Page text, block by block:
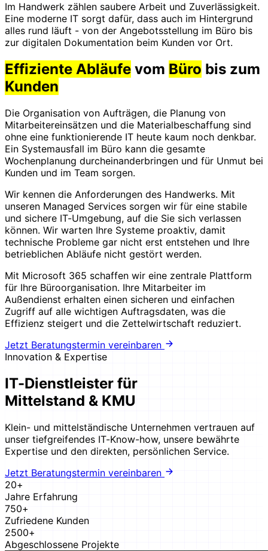
Im Handwerk zählen saubere Arbeit und Zuverlässigkeit.
Eine moderne IT sorgt dafür, dass auch im Hintergrund
alles rund läuft - von der Angebotsstellung im Büro bis
zur digitalen Dokumentation beim Kunden vor Ort.
Effiziente Abläufe vom Büro bis zum
Kunden
Die Organisation von Aufträgen, die Planung von
Mitarbeitereinsätzen und die Materialbeschaffung sind
ohne eine funktionierende IT heute kaum noch denkbar.
Ein Systemausfall im Büro kann die gesamte
Wochenplanung durcheinanderbringen und für Unmut bei
Kunden und im Team sorgen.
Wir kennen die Anforderungen des Handwerks. Mit
unseren Managed Services sorgen wir für eine stabile
und sichere IT-Umgebung, auf die Sie sich verlassen
können. Wir warten Ihre Systeme proaktiv, damit
technische Probleme gar nicht erst entstehen und Ihre
betrieblichen Abläufe nicht gestört werden.
Mit Microsoft 365 schaffen wir eine zentrale Plattform
für Ihre Büroorganisation. Ihre Mitarbeiter im
Außendienst erhalten einen sicheren und einfachen
Zugriff auf alle wichtigen Auftragsdaten, was die
Effizienz steigert und die Zettelwirtschaft reduziert.
Jetzt Beratungstermin vereinbaren
Innovation & Expertise
IT-Dienstleister für
Mittelstand & KMU
Klein- und mittelständische Unternehmen vertrauen auf
unser tiefgreifendes IT-Know-how, unsere bewährte
Expertise und den direkten, persönlichen Service.
Jetzt Beratungstermin vereinbaren
20+
Jahre Erfahrung
750+
Zufriedene Kunden
2500+
Abgeschlossene Projekte